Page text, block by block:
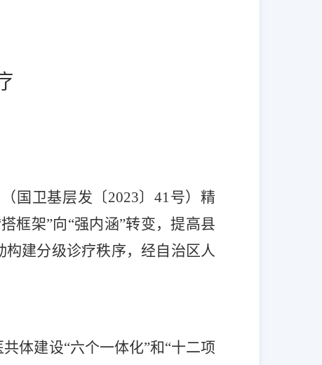
国卫基层发〔2023〕41号）精
搭框架”向“强内涵”转变，提高县
建分级诊疗秩序，经自治区人
共体建设“六个一体化”和“十二项